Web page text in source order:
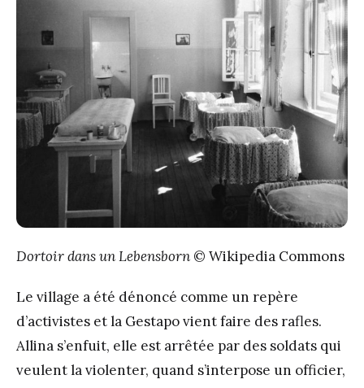
Dortoir dans un Lebensborn © Wikipedia Commons
Le village a été dénoncé comme un repère
d’activistes et la Gestapo vient faire des rafles.
Allina s’enfuit, elle est arrêtée par des soldats qui
veulent la violenter, quand s’interpose un officier,